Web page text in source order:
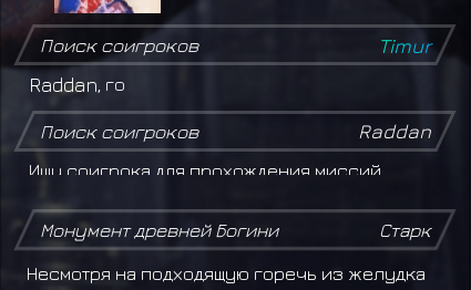
Поиск соигроков Timur
Raddan , го
Поиск соигроков Raddan
Ищу соигрока для прохождения миссий.
Желательно, чтобы был из Киригакуре.
Поиск соигроков Storm Sensei
Монумент древней Богини
Старк
Несмотря на подходящую горечь из желудка